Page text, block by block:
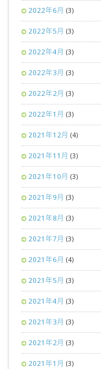
2022年6月 (3)
2022年5月 (3)
2022年4月 (3)
2022年3月 (3)
2022年2月 (3)
2022年1月 (3)
2021年12月 (4)
2021年11月 (3)
2021年10月 (3)
2021年9月 (3)
2021年8月 (3)
2021年7月 (3)
2021年6月 (4)
2021年5月 (3)
2021年4月 (3)
2021年3月 (3)
2021年2月 (3)
2021年1月 (3)